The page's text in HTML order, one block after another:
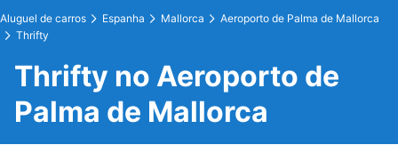
Aluguel de carros Espanha Mallorca
Aeroporto de Palma de Mallorca
Thrifty
Thrifty no Aeroporto de
Palma de Mallorca